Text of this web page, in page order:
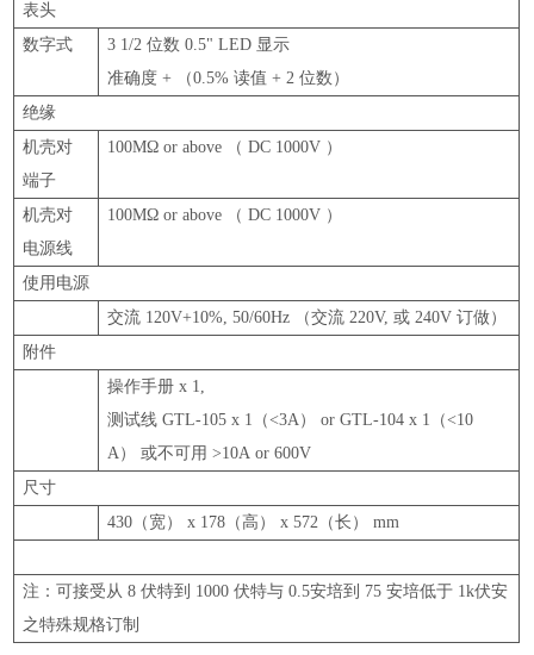
表头
数字式
3 1/2位数0.5" LED 显示
准确度+ （0.5%读值+ 2位数 ）
绝缘
机壳对
端子
100MΩ or above （ DC 1000V ）
机壳对
电源线
100MΩ or above （ DC 1000V ）
使用电源
交流 120V+10%, 50/60Hz （交流220V,或240V订做）
附件
操作手册x 1,
测试线GTL-105 x 1（<3A） or GTL-104 x 1（<10
A）或不可用>10A or 600V
尺寸
430（ 宽） x 178（ 高 ） x 572（长 ） mm
注：可接受从8伏特到 1000伏特与0.5安培到 75安培低于 1k伏安
之特殊规格订制